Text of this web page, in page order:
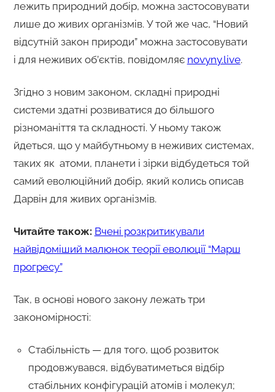
лежить природний добір, можна застосовувати
лише до живих організмів. У той же час, “Новий
відсутній закон природи” можна застосовувати
і для неживих об’єктів, повідомляє novyny.live.
Згідно з новим законом, складні природні
системи здатні розвиватися до більшого
різноманіття та складності. У ньому також
йдеться, що у майбутньому в неживих системах,
таких як атоми, планети і зірки відбудеться той
самий еволюційний добір, який колись описав
Дарвін для живих організмів.
Читайте також: Вчені розкритикували
найвідоміший малюнок теорії еволюції “Марш
прогресу”
Так, в основі нового закону лежать три
закономірності:
Стабільність — для того, щоб розвиток
продовжувався, відбуватиметься відбір
стабільних конфігурацій атомів і молекул;